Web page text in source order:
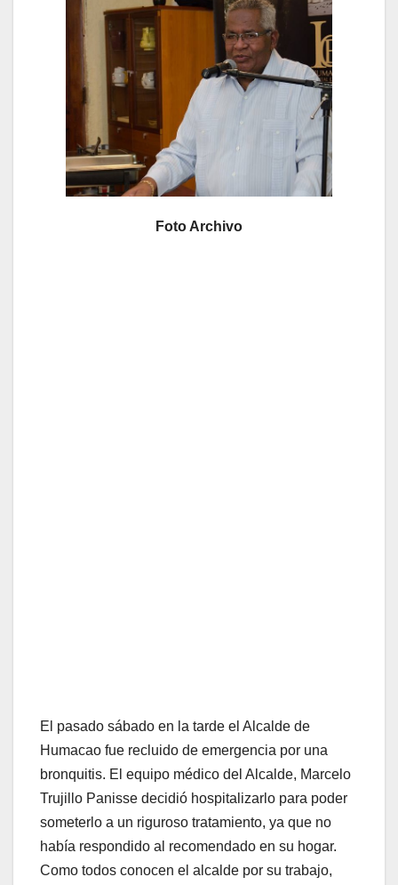
Foto Archivo
El pasado sábado en la tarde el Alcalde de
Humacao fue recluido de emergencia por una
bronquitis. El equipo médico del Alcalde, Marcelo
Trujillo Panisse decidió hospitalizarlo para poder
someterlo a un riguroso tratamiento, ya que no
había respondido al recomendado en su hogar.
Como todos conocen el alcalde por su trabajo,